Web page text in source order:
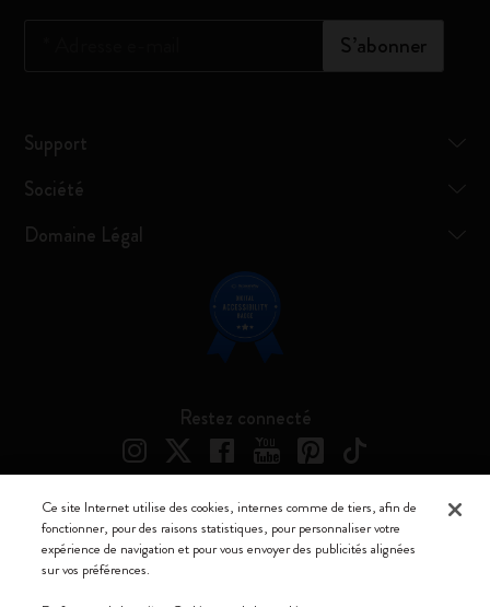
S’abonner
Support
Société
Domaine Légal
Restez connecté
Moleskine ® est une marque enregistrée de Moleskine Srl a socio unico
Moleskine srl a socio unico - Via Bergognone, 34 – 20144 Milano -
Ce site Internet utilise des cookies, internes comme de tiers, afin de
fonctionner, pour des raisons statistiques, pour personnaliser votre
expérience de navigation et pour vous envoyer des publicités alignées
sur vos préférences.